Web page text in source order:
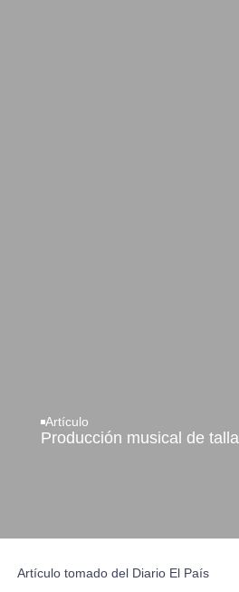
Artículo
Producción musical de
Artículo tomado del Diario El País